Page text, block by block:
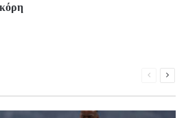
Previous
Next